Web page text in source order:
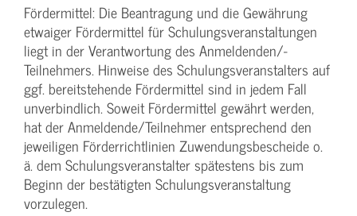
Fördermittel: Die Beantragung und die Gewährung
etwaiger Fördermittel für Schulungs­veranstaltungen
liegt in der Verantwortung des Anmeldenden/­
Teilnehmers. Hinweise des Schulungs­veranstalters auf
ggf. bereitstehende Fördermittel sind in jedem Fall
unverbindlich. Soweit Fördermittel gewährt werden,
hat der Anmeldende/­Teilnehmer entsprechend den
jeweiligen Förderrichtlinien Zuwendungs­bescheide o.
ä. dem Schulungs­veranstalter spätestens bis zum
Beginn der bestätigten Schulungs­veranstaltung
vorzulegen.